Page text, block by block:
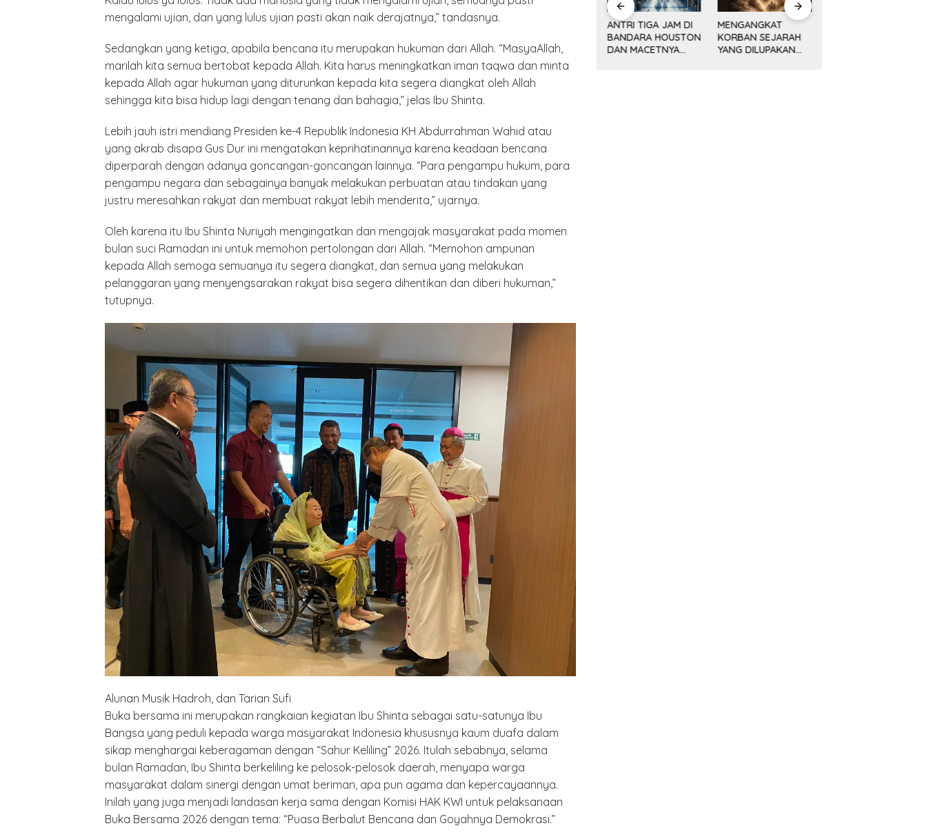
mengalami ujian, dan yang lulus ujian pasti akan naik derajatnya,” tandasnya.
Sedangkan yang ketiga, apabila bencana itu merupakan hukuman dari Allah. “MasyaAllah,
marilah kita semua bertobat kepada Allah. Kita harus meningkatkan iman taqwa dan minta
kepada Allah agar hukuman yang diturunkan kepada kita segera diangkat oleh Allah
sehingga kita bisa hidup lagi dengan tenang dan bahagia,” jelas Ibu Shinta.
Lebih jauh istri mendiang Presiden ke-4 Republik Indonesia KH Abdurrahman Wahid atau
yang akrab disapa Gus Dur ini mengatakan keprihatinannya karena keadaan bencana
diperparah dengan adanya goncangan-goncangan lainnya. “Para pengampu hukum, para
pengampu negara dan sebagainya banyak melakukan perbuatan atau tindakan yang
justru meresahkan rakyat dan membuat rakyat lebih menderita,” ujarnya.
Oleh karena itu Ibu Shinta Nuriyah mengingatkan dan mengajak masyarakat pada momen
bulan suci Ramadan ini untuk memohon pertolongan dari Allah. “Memohon ampunan
kepada Allah semoga semuanya itu segera diangkat, dan semua yang melakukan
pelanggaran yang menyengsarakan rakyat bisa segera dihentikan dan diberi hukuman,”
tutupnya.
Alunan Musik Hadroh, dan Tarian Sufi
Buka bersama ini merupakan rangkaian kegiatan Ibu Shinta sebagai satu-satunya Ibu
Bangsa yang peduli kepada warga masyarakat Indonesia khususnya kaum duafa dalam
sikap menghargai keberagaman dengan “Sahur Keliling” 2026. Itulah sebabnya, selama
bulan Ramadan, Ibu Shinta berkeliling ke pelosok-pelosok daerah, menyapa warga
masyarakat dalam sinergi dengan umat beriman, apa pun agama dan kepercayaannya.
Inilah yang juga menjadi landasan kerja sama dengan Komisi HAK KWI untuk pelaksanaan
Buka Bersama 2026 dengan tema: “Puasa Berbalut Bencana dan Goyahnya Demokrasi.”
Minyak, Bisnis dan
BANGKITNYA
NEGARA MINYAK
SUPERPOWER DUNIA
DONALD TRUMP,
DAN KISAH SEPATU
CIBADUYUT
ANTRI TIGA JAM DI
DAN MACETNYA
POLITIK AMERIKA
SERIKAT
MENGANGKAT
KORBAN SEJARAH
YANG DILUPAKAN
AWAL KEMAJUAN
CINA DAN REVOLUSI
DAMAI DENG